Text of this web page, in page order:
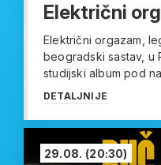
Električni
Električni orgazam,
beogradski sastav, u
studijski album pod
DETALJNIJE
29.08. (20:30)